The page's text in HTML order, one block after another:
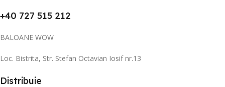
+40 727 515 212
BALOANE WOW
Loc. Bistrita, Str. Stefan Octavian Iosif nr.13
Distribuie